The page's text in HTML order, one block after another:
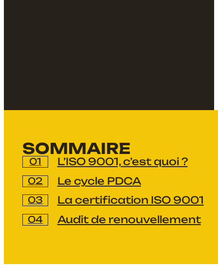
SOMMAIRE
L’ISO 9001, c’est quoi ?
Le cycle PDCA
La certification ISO 9001
Audit de renouvellement